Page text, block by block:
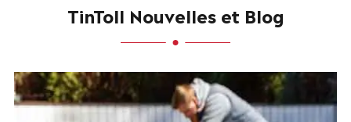
TinToll Nouvelles et Blog